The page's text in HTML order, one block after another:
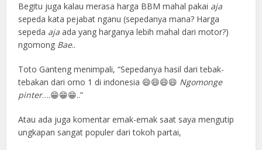
Begitu juga kalau merasa harga BBM mahal pakai aja
sepeda kata pejabat nganu (sepedanya mana? Harga
sepeda aja ada yang harganya lebih mahal dari motor?)
ngomong Bae..
Toto Ganteng menimpali, “Sepedanya hasil dari tebak-
tebakan dari orno 1 di indonesia 😄😄😄😄 Ngomonge
pinter….😁😁😁..”
Atau ada juga komentar emak-emak saat saya mengutip
ungkapan sangat populer dari tokoh partai,